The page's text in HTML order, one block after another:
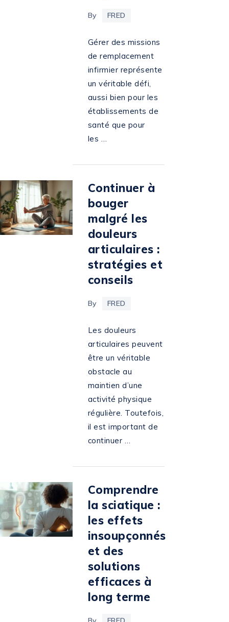
By FRED
Gérer des missions
de remplacement
infirmier représente
un véritable défi,
aussi bien pour les
établissements de
santé que pour
les …
Continuer à
bouger
malgré les
douleurs
articulaires :
stratégies et
conseils
By FRED
Les douleurs
articulaires peuvent
être un véritable
obstacle au
maintien d’une
activité physique
régulière. Toutefois,
il est important de
continuer …
Comprendre
la sciatique :
les effets
insoupçonnés
et des
solutions
efficaces à
long terme